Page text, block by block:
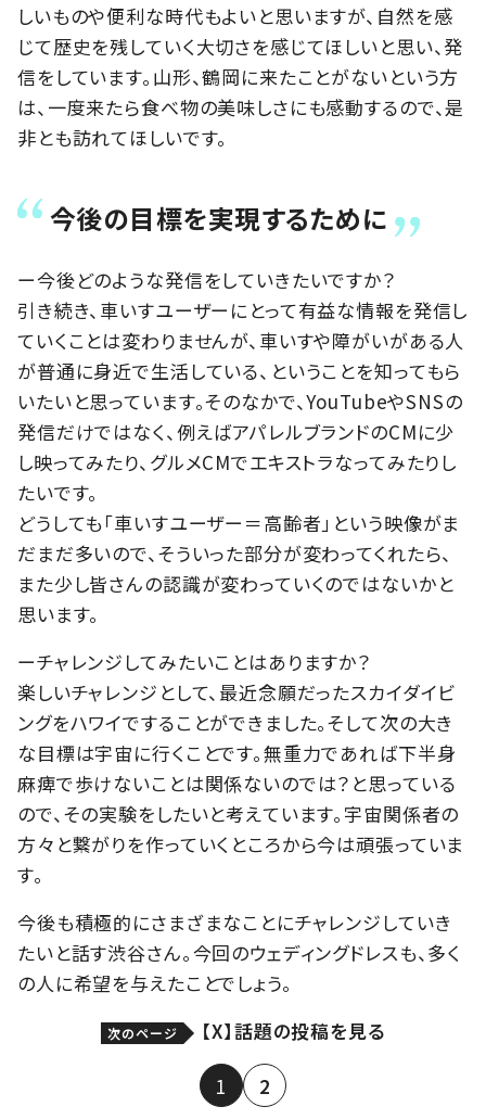
しいものや便利な時代もよいと思いますが、自然を感
じて歴史を残していく大切さを感じてほしいと思い、発
信をしています。山形、鶴岡に来たことがないという方
は、一度来たら食べ物の美味しさにも感動するので、是
非とも訪れてほしいです。
今後の目標を実現するために
ー今後どのような発信をしていきたいですか？
引き続き、車いすユーザーにとって有益な情報を発信し
ていくことは変わりませんが、車いすや障がいがある人
が普通に身近で生活している、ということを知ってもら
いたいと思っています。そのなかで、YouTubeやSNSの
発信だけではなく、例えばアパレルブランドのCMに少
し映ってみたり、グルメCMでエキストラなってみたりし
たいです。
どうしても「車いすユーザー＝高齢者」という映像がま
だまだ多いので、そういった部分が変わってくれたら、
また少し皆さんの認識が変わっていくのではないかと
思います。
ーチャレンジしてみたいことはありますか？
楽しいチャレンジとして、最近念願だったスカイダイビ
ングをハワイですることができました。そして次の大き
な目標は宇宙に行くことです。無重力であれば下半身
麻痺で歩けないことは関係ないのでは？と思っている
ので、その実験をしたいと考えています。宇宙関係者の
方々と繋がりを作っていくところから今は頑張っていま
す。
今後も積極的にさまざまなことにチャレンジしていき
たいと話す渋谷さん。今回のウェディングドレスも、多く
の人に希望を与えたことでしょう。
次のページ 【X】話題の投稿を見る
1 2